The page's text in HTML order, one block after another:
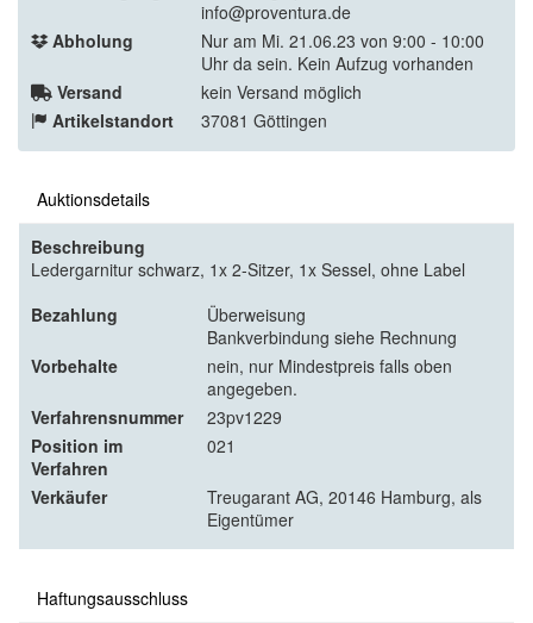
info@proventura.de
Abholung
Nur am Mi. 21.06.23 von 9:00 - 10:00
Uhr da sein. Kein Aufzug vorhanden
Versand
kein Versand möglich
Artikelstandort
37081 Göttingen
Auktionsdetails
Beschreibung
Ledergarnitur schwarz, 1x 2-Sitzer, 1x Sessel, ohne Label
Bezahlung
Überweisung
Bankverbindung siehe Rechnung
Vorbehalte
nein, nur Mindestpreis falls oben
angegeben.
Verfahrensnummer
23pv1229
Position im
Verfahren
021
Verkäufer
Treugarant AG, 20146 Hamburg, als
Eigentümer
Haftungsausschluss